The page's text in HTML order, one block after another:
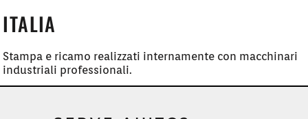
ITALIA
Stampa e ricamo realizzati internamente con macchinari
industriali professionali.